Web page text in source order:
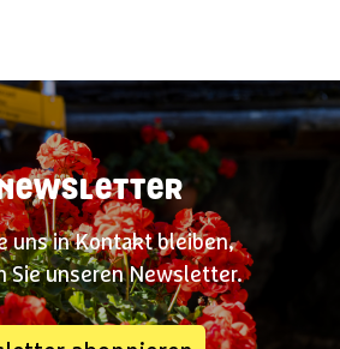
uns in Kontakt bleiben,
Sie unseren Newsletter.